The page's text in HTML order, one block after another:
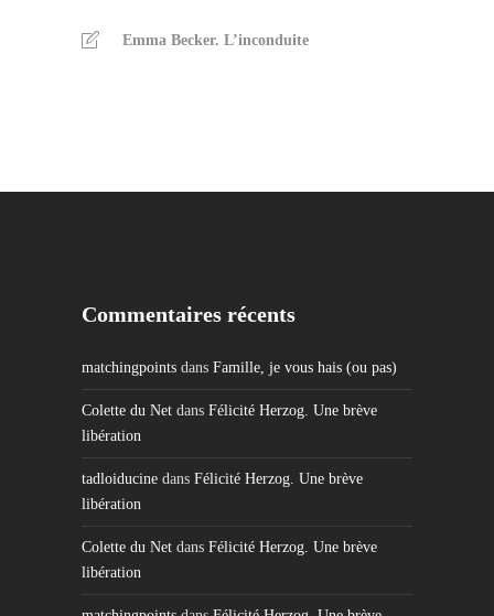
Emma Becker. L’inconduite
Commentaires récents
matchingpoints dans Famille, je vous hais (ou pas)
Colette du Net dans Félicité Herzog. Une brève
libération
tadloiducine dans Félicité Herzog. Une brève
libération
Colette du Net dans Félicité Herzog. Une brève
libération